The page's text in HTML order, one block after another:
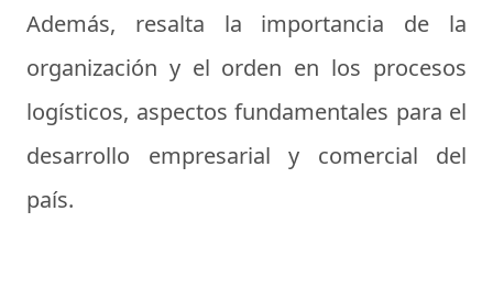
Además, resalta la importancia de la
organización y el orden en los procesos
logísticos, aspectos fundamentales para el
desarrollo empresarial y comercial del
país.